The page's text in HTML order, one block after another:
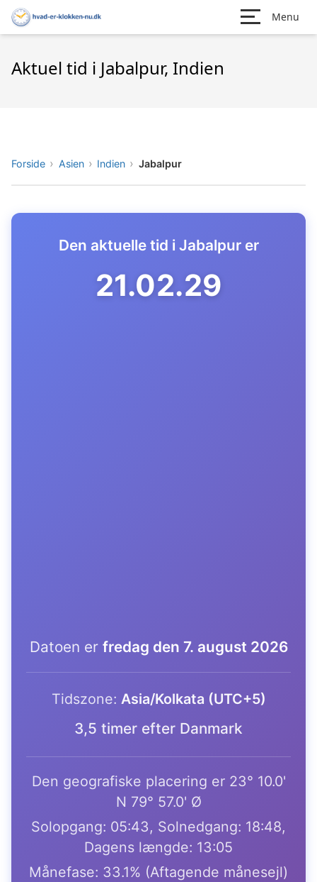
Menu
Aktuel tid i Jabalpur, Indien
Forside Asien Indien Jabalpur
Den aktuelle tid i Jabalpur er
21.02.30
Datoen er fredag den 7. august 2026
Tidszone: Asia/Kolkata (UTC+5)
3,5 timer efter Danmark
Den geografiske placering er 23° 10.0'
N 79° 57.0' Ø
Solopgang: 05:43, Solnedgang: 18:48,
Dagens længde: 13:05
Månefase: 33.1% (Aftagende månesejl)